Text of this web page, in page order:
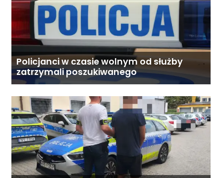
Policjanci w czasie wolnym od służby
zatrzymali poszukiwanego